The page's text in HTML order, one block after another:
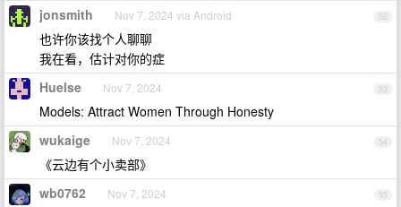
52
jonsmith Nov 7, 2024 via Android
也许你该找个人聊聊
我在看，估计对你的症
53
Huelse Nov 7, 2024
Models: Attract Women Through Honesty
54
wukaige Nov 7, 2024
《云边有个小卖部》
55
wb0762 Nov 7, 2024